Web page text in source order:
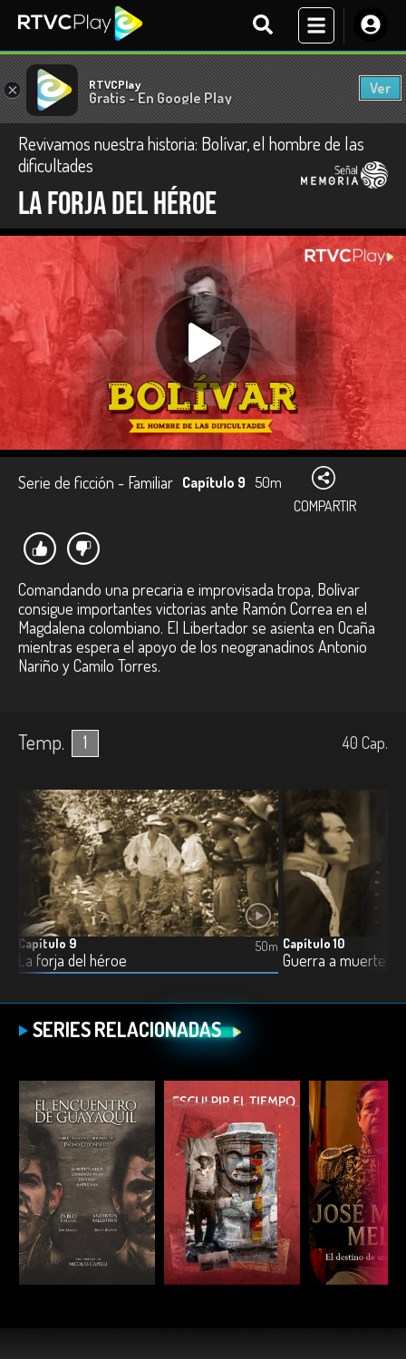
× RTVCPlay
Gratis - En Google Play
Ver
Revivamos nuestra historia: Bolívar, el hombre de las
dificultades
La forja del héroe
Serie de ficción - Familiar Capítulo 9 50m
COMPARTIR
Comandando una precaria e improvisada tropa, Bolívar
consigue importantes victorias ante Ramón Correa en el
Magdalena colombiano. El Libertador se asienta en Ocaña
mientras espera el apoyo de los neogranadinos Antonio
Nariño y Camilo Torres.
Temp. 1 40 Cap.
Capítulo 9
La forja del héroe
50m Capítulo 10
Guerra a muerte
SERIES RELACIONADAS
ESCUCHAR ESCUCHAR